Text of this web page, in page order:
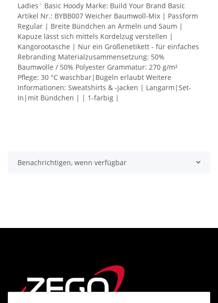
Ladies´ Basic Hoody Marke: Build Your Brand Basic
Artikel Nr.: BYBB007 Weicher Baumwoll-Mix | Passform
Regular | Breite Bündchen an Ärmeln und Saum |
Kapuze lässt sich mittels Kordelzug verstellen |
Kangorootasche | Nur ein Größenetikett - für einfaches
Rebranding Materialzusammensetzung: 50%
Baumwolle / 50% Polyester Grammatur: 270 g/m²
Pflege: 30 °C waschbar|Bügeln erlaubt Weitere
Informationen: Sweatshirts & -jacken | Langarm|Set-
In|mit Bündchen | | 1-farbig |
Benachrichtigen, wenn verfügbar